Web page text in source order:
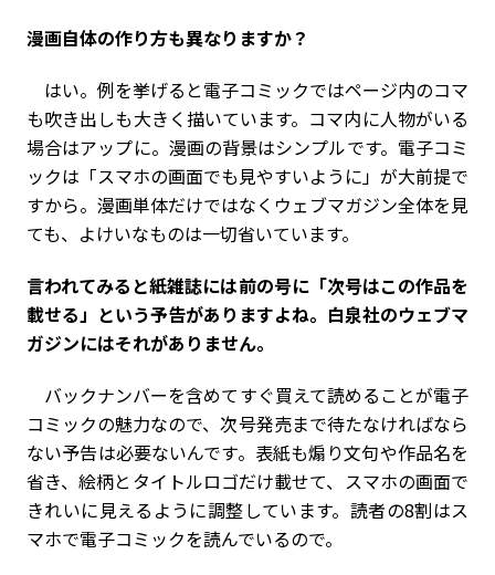
――漫画自体の作り方も異なりますか？
はい。例を挙げると電子コミックではページ内のコマ
も吹き出しも大きく描いています。コマ内に人物がいる
場合はアップに。漫画の背景はシンプルです。電子コミ
ックは「スマホの画面でも見やすいように」が大前提で
すから。漫画単体だけではなくウェブマガジン全体を見
ても、よけいなものは一切省いています。
――言われてみると紙雑誌には前の号に「次号はこの作品を
載せる」という予告がありますよね。白泉社のウェブマ
ガジンにはそれがありません。
バックナンバーを含めてすぐ買えて読めることが電子
コミックの魅力なので、次号発売まで待たなければなら
ない予告は必要ないんです。表紙も煽り文句や作品名を
省き、絵柄とタイトルロゴだけ載せて、スマホの画面で
きれいに見えるように調整しています。読者の8割はス
マホで電子コミックを読んでいるので。